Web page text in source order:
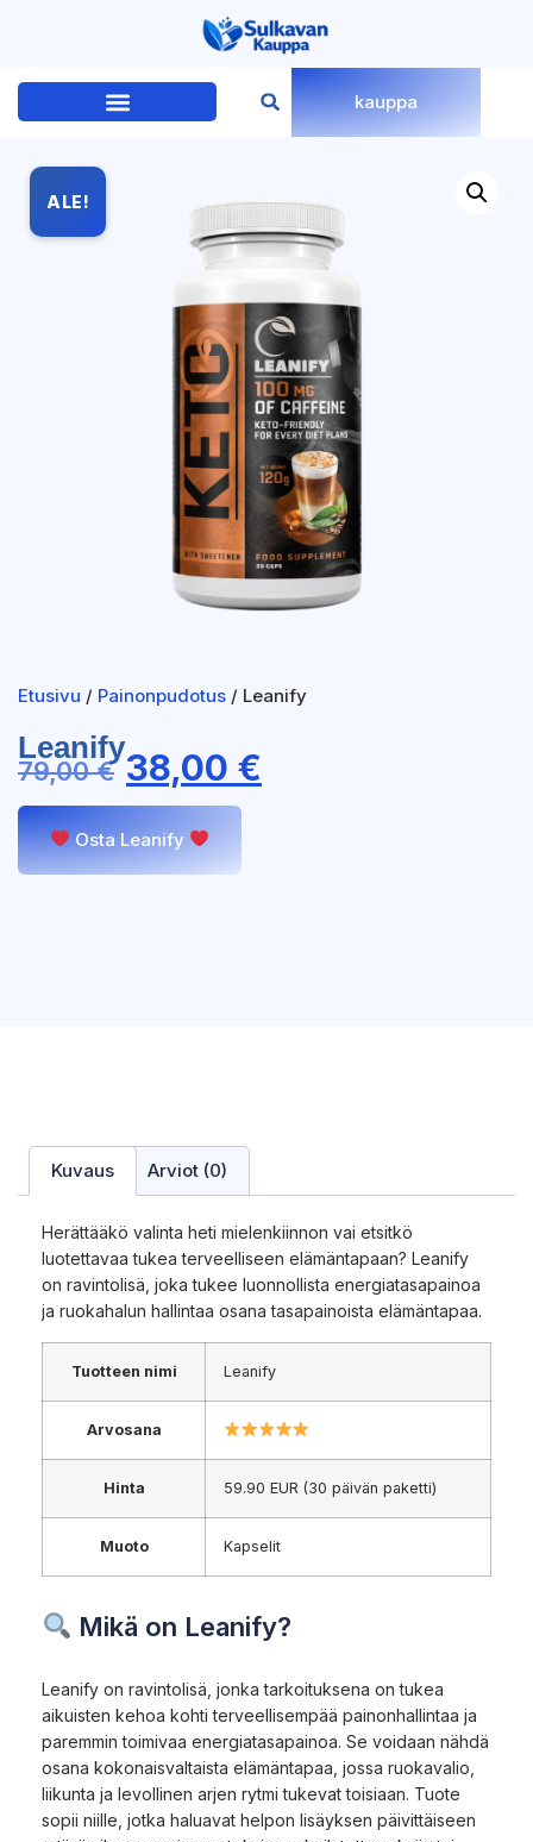
kauppa
ALE!
Etusivu / Painonpudotus / Leanify
Leanify
79,00€ 38,00 €
Osta Leanify
Kuvaus Arviot (0)
Herättääkö valinta heti mielenkiinnon vai etsitkö
luotettavaa tukea terveelliseen elämäntapaan? Leanify
on ravintolisä, joka tukee luonnollista energiatasapainoa
ja ruokahalun hallintaa osana tasapainoista elämäntapaa.
Tuotteen nimi Leanify
Arvosana
Hinta 59.90 EUR (30 päivän paketti)
Muoto Kapselit
Mikä on Leanify?
Leanify on ravintolisä, jonka tarkoituksena on tukea
aikuisten kehoa kohti terveellisempää painonhallintaa ja
paremmin toimivaa energiatasapainoa. Se voidaan nähdä
osana kokonaisvaltaista elämäntapaa, jossa ruokavalio,
liikunta ja levollinen arjen rytmi tukevat toisiaan. Tuote
sopii niille, jotka haluavat helpon lisäyksen päivittäiseen